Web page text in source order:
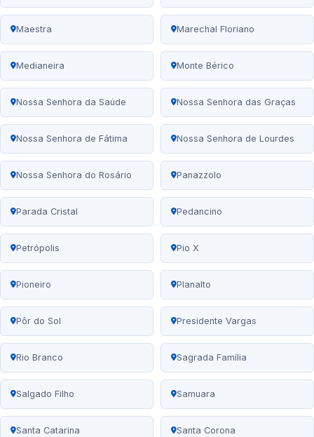
Maestra Marechal Floriano
Medianeira Monte Bérico
Nossa Senhora da Saúde Nossa Senhora das Graças
Nossa Senhora de Fátima Nossa Senhora de Lourdes
Nossa Senhora do Rosário Panazzolo
Parada Cristal Pedancino
Petrópolis Pio X
Pioneiro Planalto
Pôr do Sol Presidente Vargas
Rio Branco Sagrada Família
Salgado Filho Samuara
Santa Catarina Santa Corona